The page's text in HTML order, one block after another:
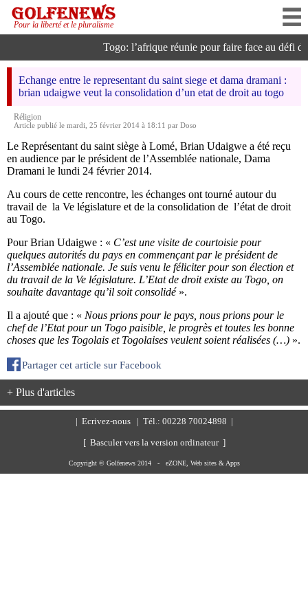
Pour la liberté et le pluralisme
Togo: l’afrique réunie pour faire face au défi
Echange entre le representant du saint siege et dama dramani :
brian udaigwe veut la consolidation d’un etat de droit au togo
Réligion
Article publié le mardi, 25 février 2014 à 18:11 par Doso
Le Représentant du saint siège à Lomé, Brian Udaigwe a été reçu
en audience par le président de l’Assemblée nationale, Dama
Dramani le lundi 24 février 2014.
Au cours de cette rencontre, les échanges ont tourné autour du
travail de la Ve législature et de la consolidation de l’état de droit
au Togo.
Pour Brian Udaigwe : « C’est une visite de courtoisie pour
quelques autorités du pays en commençant par le président de
l’Assemblée nationale. Je suis venu le féliciter pour son élection et
du travail de la Ve législature. L’Etat de droit existe au Togo, on
souhaite davantage qu’il soit consolidé».
Il a ajouté que : « Nous prions pour le pays, nous prions pour le
chef de l’Etat pour un Togo paisible, le progrès et toutes les bonne
choses que les Togolais et Togolaises veulent soient réalisées (…) ».
Partager cet article sur Facebook
+ Plus d'articles
Ecrivez-nous | Tél.: 00228 70024898 |
[ Basculer vers la version ordinateur ]
Copyright © Golfenews 2014 - eZONE, Web sites & Apps